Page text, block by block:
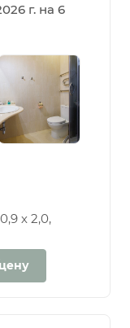
г. на 6
х 2,0,